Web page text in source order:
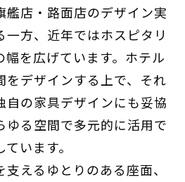
艦店・路面店のデザイン実
一方、近年ではホスピタリ
幅を広げています。ホテル
をデザインする上で、それ
自の家具デザインにも妥協
ゆる空間で多元的に活用で
います。
えるゆとりのある座面、